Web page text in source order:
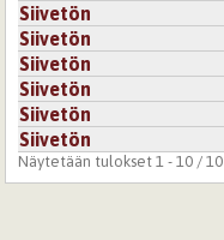
Siivetön
Siivetön
Siivetön
Siivetön
Siivetön
Siivetön
Näytetään tulokset 1 - 10 / 10